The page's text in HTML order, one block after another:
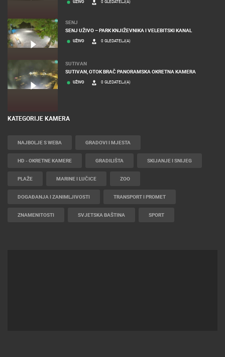
UŽIVO 0 GLEDATELJ(A)
SENJ
SENJ UŽIVO – PARK KNJIŽEVNIKA I VELEBITSKI KANAL
UŽIVO 0 GLEDATELJ(A)
SUTIVAN
SUTIVAN, OTOK BRAČ PANORAMSKA OKRETNA KAMERA
UŽIVO 0 GLEDATELJ(A)
KATEGORIJE KAMERA
NAJBOLJE S WEBA GRADOVI I MJESTA
HD - OKRETNE KAMERE GRADILIŠTA SKIJANJE I SNIJEG
PLAŽE MARINE I LUČICE ZOO
DOGAĐANJA I ZANIMLJIVOSTI TRANSPORT I PROMET
ZNAMENITOSTI SVJETSKA BAŠTINA SPORT